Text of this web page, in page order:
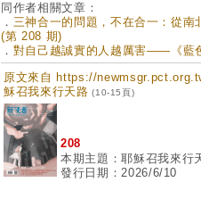
同作者相關文章：
． 三神合一的問題，不在合一：從
(第 208 期)
． 對自己越誠實的人越厲害——《藍
原文來自 https://
穌召我來行天路 (10-15頁)
208
本期主題：耶穌召我來行
發行日期：2026/6/10